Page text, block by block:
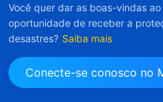
Você quer dar as boas-vindas
oportunidade de receber a
desastres? Saiba mais
Conecte-se conosco no